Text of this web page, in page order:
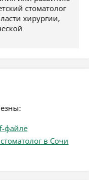
стоматолог
хирургии,
файле
в Сочи